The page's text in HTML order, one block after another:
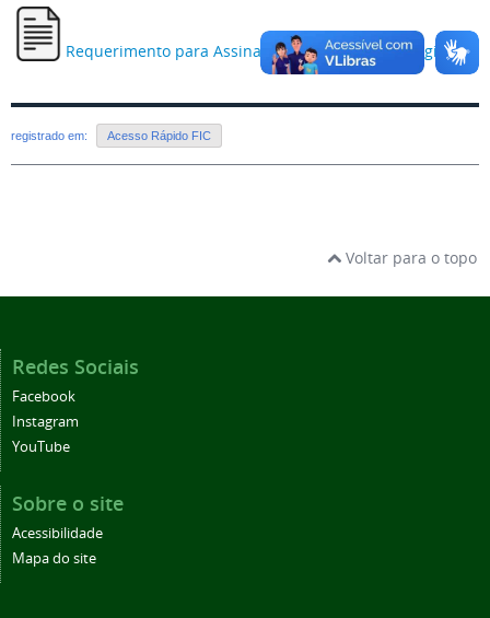
Requerimento para Assinatura de Termo de Estágio.
registrado em: Acesso Rápido FIC
Voltar para o topo
Redes Sociais
Facebook
Instagram
YouTube
Sobre o site
Acessibilidade
Mapa do site